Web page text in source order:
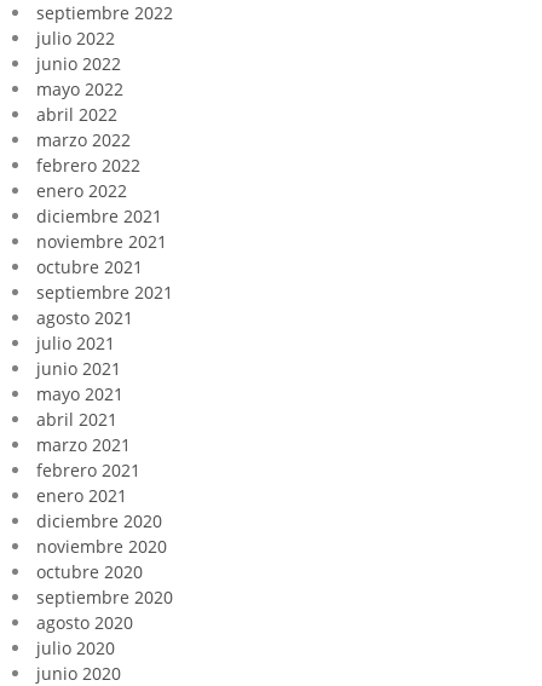
septiembre 2022
julio 2022
junio 2022
mayo 2022
abril 2022
marzo 2022
febrero 2022
enero 2022
diciembre 2021
noviembre 2021
octubre 2021
septiembre 2021
agosto 2021
julio 2021
junio 2021
mayo 2021
abril 2021
marzo 2021
febrero 2021
enero 2021
diciembre 2020
noviembre 2020
octubre 2020
septiembre 2020
agosto 2020
julio 2020
junio 2020